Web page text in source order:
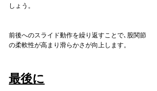
しょう。
前後へのスライド動作を繰り返すことで､股関節
の柔軟性が高まり滑らかさが向上します。
最後に